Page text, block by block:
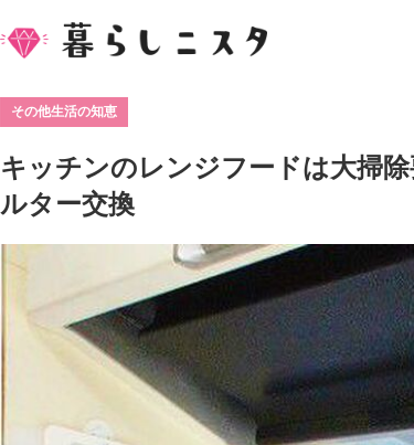
その他生活の知恵
キッチンのレンジフードは大掃
ルター交換